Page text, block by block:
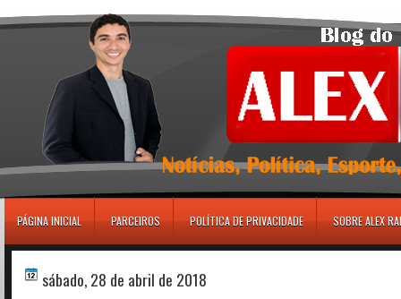
PÁGINA INICIAL PARCEIROS POLÍTICA DE PRIVACIDADE SOBRE ALEX
sábado, 28 de abril de 2018